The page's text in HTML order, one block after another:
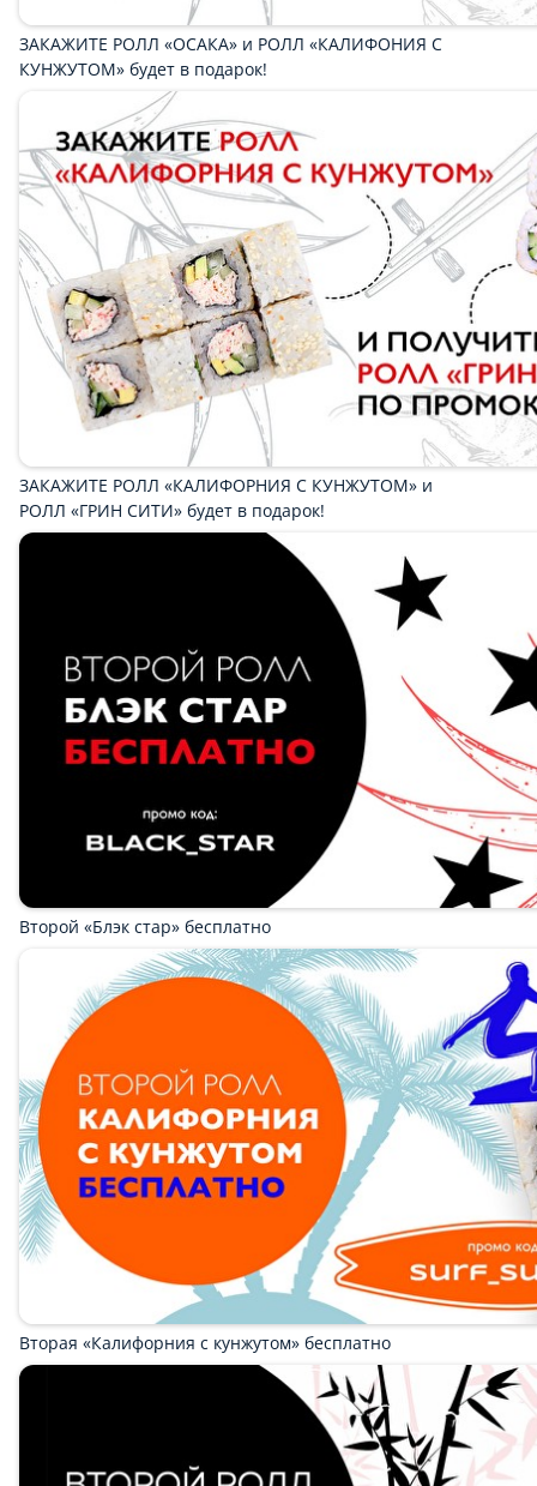
Мидии
Супы
Салаты и Поке
Закуски
Соусы
Бранч
Напитки